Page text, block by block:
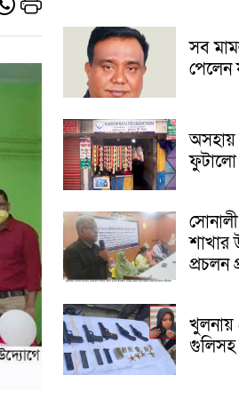
সব
অসহায়
ফুটালো
শাখার
প্রচলন
খুলনায়